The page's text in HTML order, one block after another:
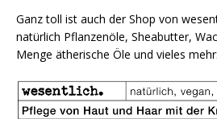
Ganz toll ist auch der Shop von
natürlich Pflanzenöle, Sheabutter,
Menge ätherische Öle und vieles mehr: